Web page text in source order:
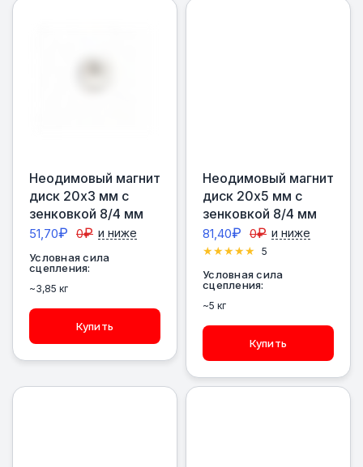
Неодимовый магнит
диск 20х3 мм с
зенковкой 8/4 мм
51,70₽ 0₽ и ниже
Условная сила
сцепления:
~3,85 кг
Купить
Неодимовый магнит
диск 20х5 мм с
зенковкой 8/4 мм
81,40₽ 0₽ и ниже
5
Условная сила
сцепления:
~5 кг
Купить